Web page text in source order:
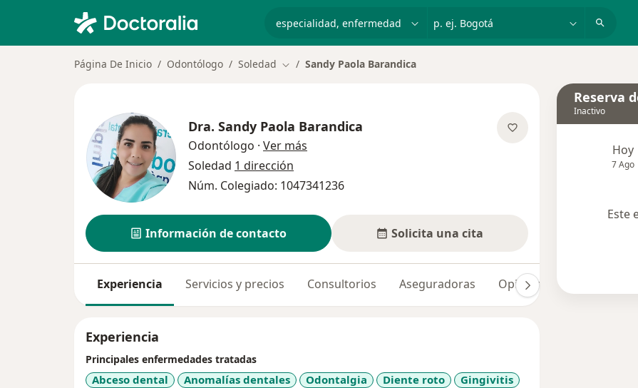
p. ej. Bogotá
Página De Inicio Odontólogo Soledad Cambiar de ciudad
Sandy Paola Barandica
Dra. Sandy Paola Barandica
Odontólogo · Ver más
Soledad 1 dirección
Núm. Colegiado: 1047341236
Información de contacto Solicita una cita
Experiencia Servicios y precios Consultorios Aseguradoras Opiniones
Experiencia
Principales enfermedades tratadas
Abceso dental Anomalías dentales Odontalgia Diente roto Gingivitis
Reserva
Inactivo
Hoy
7 Ago
Este